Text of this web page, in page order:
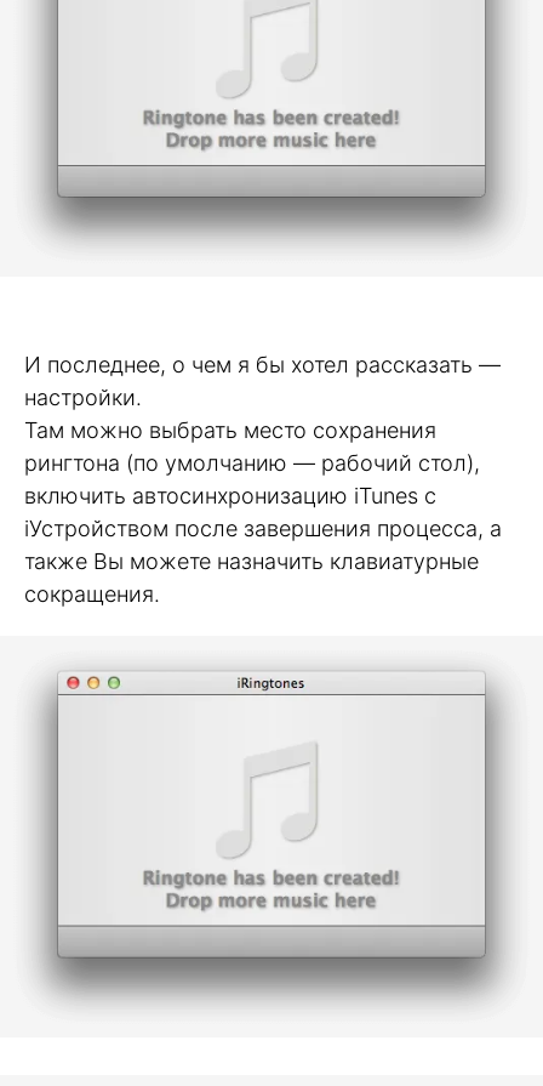
И последнее, о чем я бы хотел рассказать —
настройки.
Там можно выбрать место сохранения
рингтона (по умолчанию — рабочий стол),
включить автосинхронизацию iTunes с
iУстройством после завершения процесса, а
также Вы можете назначить клавиатурные
сокращения.